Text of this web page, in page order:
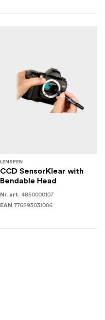
LENSPEN
CCD SensorKlear with
Bendable Head
Nr. art. 4850000107
EAN 776293031006